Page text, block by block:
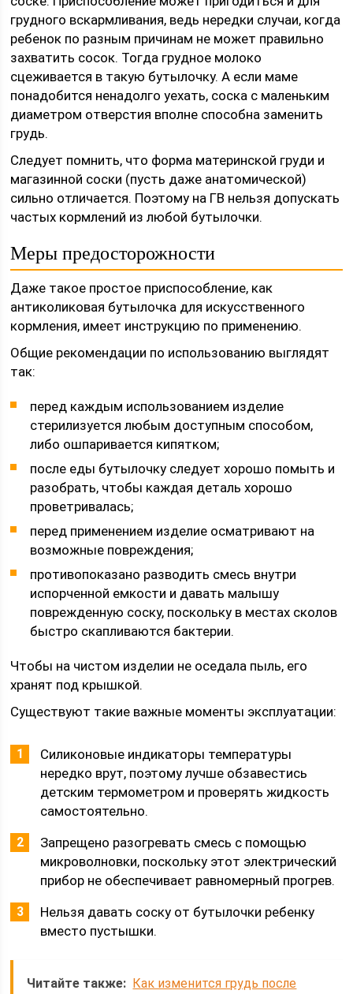
грудного вскармливания, ведь нередки случаи, когда
ребенок по разным причинам не может правильно
захватить сосок. Тогда грудное молоко
сцеживается в такую бутылочку. А если маме
понадобится ненадолго уехать, соска с маленьким
диаметром отверстия вполне способна заменить
грудь.
Следует помнить, что форма материнской груди и
магазинной соски (пусть даже анатомической)
сильно отличается. Поэтому на ГВ нельзя допускать
частых кормлений из любой бутылочки.
Меры предосторожности
Даже такое простое приспособление, как
антиколиковая бутылочка для искусственного
кормления, имеет инструкцию по применению.
Общие рекомендации по использованию выглядят
так:
перед каждым использованием изделие
стерилизуется любым доступным способом,
либо ошпаривается кипятком;
после еды бутылочку следует хорошо помыть и
разобрать, чтобы каждая деталь хорошо
проветривалась;
перед применением изделие осматривают на
возможные повреждения;
противопоказано разводить смесь внутри
испорченной емкости и давать малышу
поврежденную соску, поскольку в местах сколов
быстро скапливаются бактерии.
Чтобы на чистом изделии не оседала пыль, его
хранят под крышкой.
Существуют такие важные моменты эксплуатации:
Силиконовые индикаторы температуры
нередко врут, поэтому лучше обзавестись
детским термометром и проверять жидкость
самостоятельно.
Запрещено разогревать смесь с помощью
микроволновки, поскольку этот электрический
прибор не обеспечивает равномерный прогрев.
Нельзя давать соску от бутылочки ребенку
вместо пустышки.
Читайте также: Как изменится грудь после